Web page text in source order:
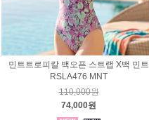
민트트로피칼 백오픈 스트랩 X백 민트
RSLA476 MNT
110,000원
74,000원